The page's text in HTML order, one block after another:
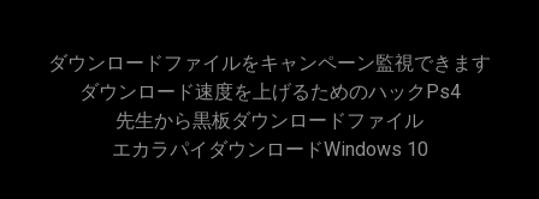
ダウンロードファイルをキャンペーン監視できます
ダウンロード速度を上げるためのハックps4
先生から黒板ダウンロードファイル
エカラパイダウンロードwindows 10